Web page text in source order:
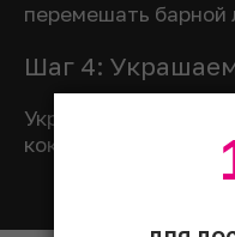
перемешать барной
Шаг 4:
Украсить веточкой
коктейльной